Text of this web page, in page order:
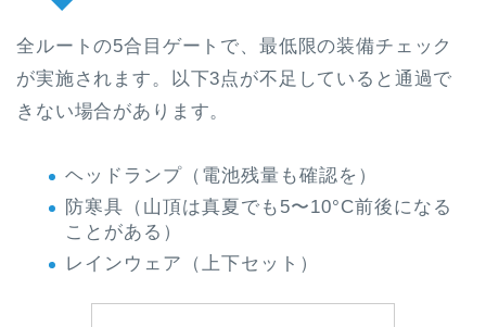
全ルートの5合目ゲートで、最低限の装備チェック
が実施されます。以下3点が不足していると通過で
きない場合があります。
ヘッドランプ（電池残量も確認を）
防寒具（山頂は真夏でも5〜10°C前後になる
ことがある）
レインウェア（上下セット）